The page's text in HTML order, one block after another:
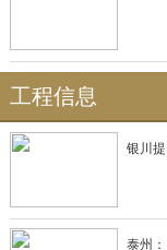
工程信息
银川
泰州